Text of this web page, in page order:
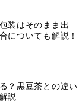
装はそのまま出
についても解説！
？黒豆茶との違い
説